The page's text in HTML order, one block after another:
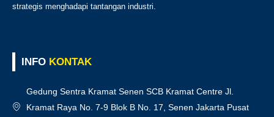
strategis menghadapi tantangan industri.
INFO KONTAK
Gedung Sentra Kramat Senen SCB Kramat Centre Jl.
Kramat Raya No. 7-9 Blok B No. 17, Senen Jakarta Pusat